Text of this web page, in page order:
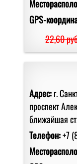
GPS-
22,60
Адрес:г.
проспект
ближайшая
Телефон:+7